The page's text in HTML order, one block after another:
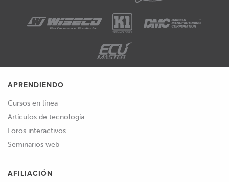
APRENDIENDO
Cursos en línea
Artículos de tecnología
Foros interactivos
Seminarios web
AFILIACIÓN